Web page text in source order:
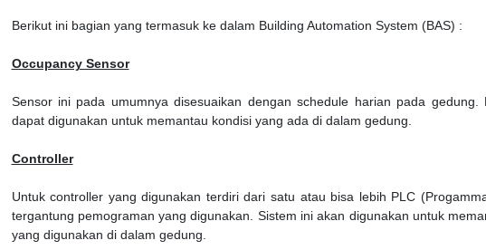
Berikut ini bagian yang termasuk ke dalam Building Automation System (BAS) :
Occupancy Sensor
Sensor ini pada umumnya disesuaikan dengan schedule harian pada gedung.
dapat digunakan untuk memantau kondisi yang ada di dalam gedung.
Controller
Untuk controller yang digunakan terdiri dari satu atau bisa lebih PLC
tergantung pemograman yang digunakan. Sistem ini akan digunakan untuk
yang digunakan di dalam gedung.